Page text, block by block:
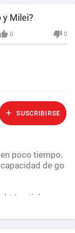
y Milei?
0 0
SUSCRIBIRSE
poco tiempo.
de go
stickers e